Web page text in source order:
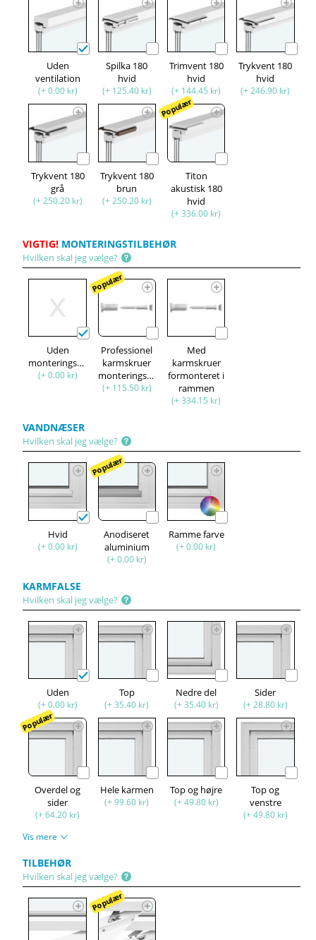
Uden
ventilation
(+ 0.00 kr)
Spilka 180
hvid
(+ 125.40 kr)
Trimvent 180
hvid
(+ 144.45 kr)
Trykvent 180
hvid
(+ 246.90 kr)
Trykvent 180
grå
(+ 250.20 kr)
Trykvent 180
brun
(+ 250.20 kr)
Populær
Titon
akustisk 180
hvid
(+ 336.00 kr)
VIGTIG! MONTERINGSTILBEHØR
Hvilken skal jeg vælge?
Uden
monteringssæt
(+ 0.00 kr)
Populær
Professionel
karmskruer
monteringssæt
(+ 115.50 kr)
Med
karmskruer
formonteret i
rammen
(+ 334.15 kr)
VANDNÆSER
Hvilken skal jeg vælge?
Hvid
(+ 0.00 kr)
Populær
Anodiseret
aluminium
(+ 0.00 kr)
Ramme farve
(+ 0.00 kr)
KARMFALSE
Hvilken skal jeg vælge?
Uden
(+ 0.00 kr)
Top
(+ 35.40 kr)
Nedre del
(+ 35.40 kr)
Sider
(+ 28.80 kr)
Populær
Overdel og
sider
(+ 64.20 kr)
Hele karmen
(+ 99.60 kr)
Top og højre
(+ 49.80 kr)
Top og
venstre
(+ 49.80 kr)
Vis mere
TILBEHØR
Hvilken skal jeg vælge?
Populær